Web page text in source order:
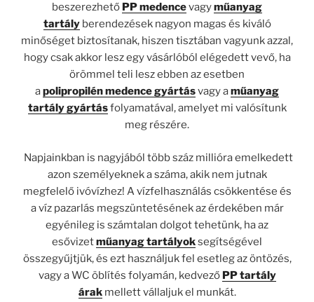
beszerezhető PP medencevagyműanyag
tartályberendezések nagyon magas és kiváló
minőséget biztosítanak, hiszen tisztában vagyunk azzal,
hogy csak akkor lesz egy vásárlóból elégedett vevő, ha
örömmel teli lesz ebben az esetben
apolipropilénmedence gyártásvagy aműanyag
tartály gyártásfolyamatával, amelyet mi valósítunk
meg részére.
Napjainkban is nagyjából több száz millióra emelkedett
azon személyeknek a száma, akik nem jutnak
megfelelő ivóvízhez! A vízfelhasználás csökkentése és
a víz pazarlás megszüntetésének az érdekében már
egyénileg is számtalan dolgot tehetünk, ha az
esővizetműanyag tartályoksegítségével
összegyűjtjük, és ezt használjuk fel esetleg az öntözés,
vagy a WC öblítés folyamán, kedvező PP tartály
árakmellett vállaljuk el munkát.